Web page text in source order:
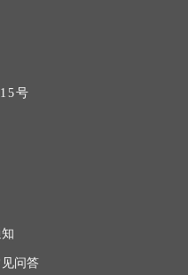
号
问答